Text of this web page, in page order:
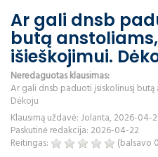
Ar gali dnsb
butą
išieškojimui.
Neredaguotas klausimas:
Ar gali dnsb paduoti įsiskolinusį butą
Dėkoju
Klausimą uždavė: Jolanta, 2026-04-
Paskutinė redakcija: 2026-04-22
Reitingas:
(balsavo 0